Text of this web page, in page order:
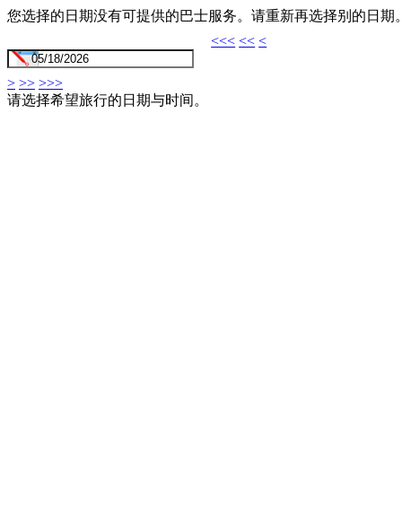
您选择的日期没有可提供的巴士服务。请重新再选择别的日期
<<< << <
> >> >>>
请选择希望旅行的日期与时间。